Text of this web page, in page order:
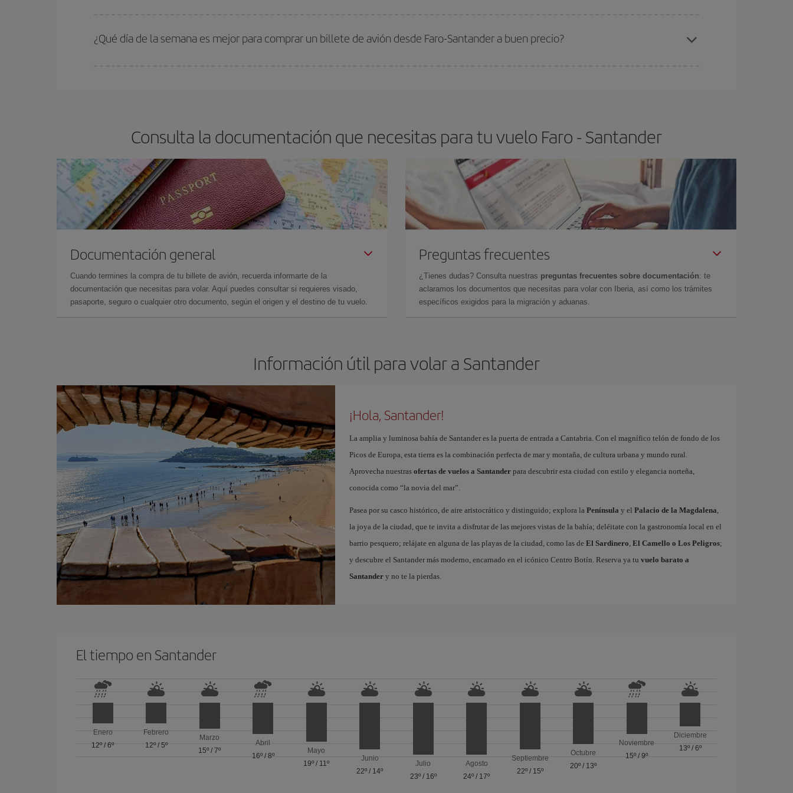
¿Qué día de la semana es mejor para comprar un billete de avión desde Faro-Santander a buen precio?
Consulta la documentación que necesitas para tu vuelo Faro - Santander
Documentación general
Cuando termines la compra de tu billete de avión, recuerda informarte de la
documentación que necesitas para volar. Aquí puedes consultar si requieres visado,
pasaporte, seguro o cualquier otro documento, según el origen y el destino de tu vuelo.
Preguntas frecuentes
¿Tienes dudas? Consulta nuestras preguntas frecuentes sobre documentación: te
aclaramos los documentos que necesitas para volar con Iberia, así como los trámites
específicos exigidos para la migración y aduanas.
Información útil para volar a Santander
¡Hola, Santander!
La amplia y luminosa bahía de Santander es la puerta de entrada a Cantabria. Con el magnífico telón de fondo de los
Picos de Europa, esta tierra es la combinación perfecta de mar y montaña, de cultura urbana y mundo rural.
Aprovecha nuestras ofertas de vuelos a Santanderpara descubrir esta ciudad con estilo y elegancia norteña,
conocida como “la novia del mar”.
Pasea por su casco histórico, de aire aristocrático y distinguido; explora la Península y el Palacio de la Magdalena,
la joya de la ciudad, que te invita a disfrutar de las mejores vistas de la bahía; deléitate con la gastronomía local en el
barrio pesquero; relájate en alguna de las playas de la ciudad, como las de El Sardinero, El Camello o Los Peligros;
y descubre el Santander más moderno, encarnado en el icónico Centro Botín. Reserva ya tu vuelo barato a
Santandery no te la pierdas.
El tiempo en Santander
Enero
12º/6º
Febrero
12º/ 5º
Marzo
15º /7º
Abril
16º/ 8º
Mayo
19º / 11º
Junio
22º / 14º
Julio
23º/ 16º
Agosto
24º / 17º
Septiembre
22º/ 15º
Octubre
20º / 13º
Noviembre
15º /9º
Diciembre
13º/ 6º